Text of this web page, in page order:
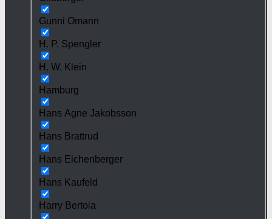
Gunni Omann
H. P. Spengler
H. W. Klein
Hamburg
Hans Agne Jakobsson
Hans Brattrud
Hans Eichenberger
Hans Kaufeld
Harry Bertoia